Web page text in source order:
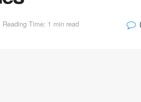
Reading Time: 1 min read